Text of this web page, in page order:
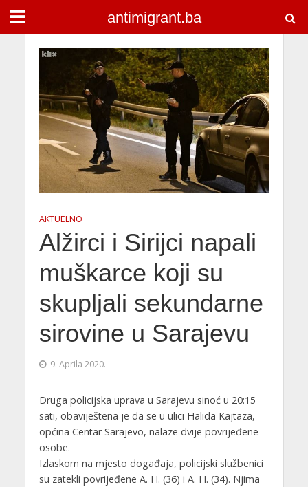
antimigrant.ba
AKTUELNO
Alžirci i Sirijci napali
muškarce koji su
skupljali sekundarne
sirovine u Sarajevu
9. Aprila 2020.
Druga policijska uprava u Sarajevu sinoć u 20:15
sati, obaviještena je da se u ulici Halida Kajtaza,
općina Centar Sarajevo, nalaze dvije povrijeđene
osobe.
Izlaskom na mjesto događaja, policijski službenici
su zatekli povrijeđene A. H. (36) i A. H. (34). Njima